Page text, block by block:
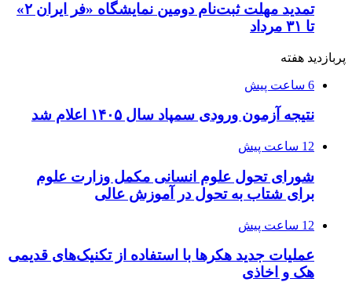
تمدید مهلت ثبت‌نام دومین نمایشگاه «فر ایران ۲»
تا ۳۱ مرداد
پربازدید هفته
6 ساعت پیش
نتیجه آزمون ورودی سمپاد سال ۱۴۰۵ اعلام شد
12 ساعت پیش
شورای تحول علوم انسانی مکمل وزارت علوم
برای شتاب به تحول در آموزش عالی
12 ساعت پیش
عملیات جدید هکرها با استفاده از تکنیک‌های قدیمی
هک و اخاذی